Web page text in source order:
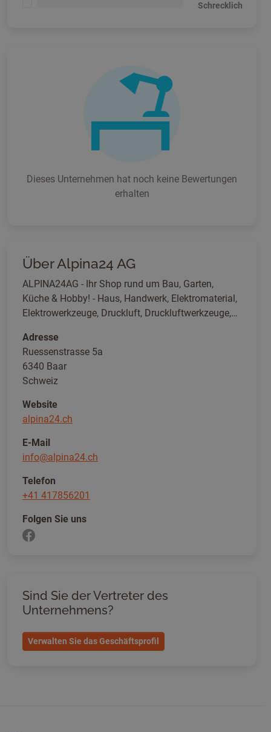
Schrecklich
Dieses Unternehmen hat noch keine Bewertungen
erhalten
Über Alpina24 AG
ALPINA24AG - Ihr Shop rund um Bau, Garten,
Küche & Hobby! - Haus, Handwerk, Elektromaterial,
Elektrowerkzeuge, Druckluft, Druckluftwerkzeuge,…
Adresse
Ruessenstrasse 5a
6340 Baar
Schweiz
Website
alpina24.ch
E-Mail
info@alpina24.ch
Telefon
+41 417856201
Folgen Sie uns
Sind Sie der Vertreter des
Unternehmens?
Verwalten Sie das Geschäftsprofil